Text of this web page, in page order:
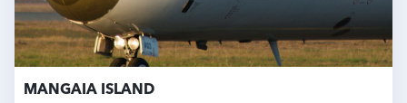
MANGAIA ISLAND